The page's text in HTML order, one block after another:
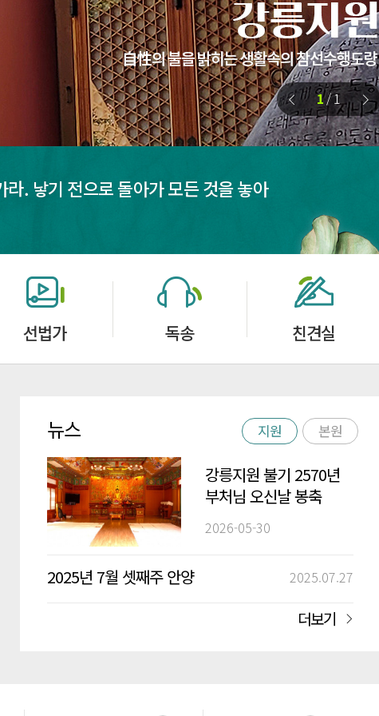
1/1
. 낳기 전으로 돌아가 모든 것을 놓아
선법가 독송 친견실
뉴스 지원 본원
강릉지원 불기 2570년
부처님 오신날 봉축
법요식 및 점등식
2026-05-30
2025년 7월 셋째주 안양
2025.07.27
더보기